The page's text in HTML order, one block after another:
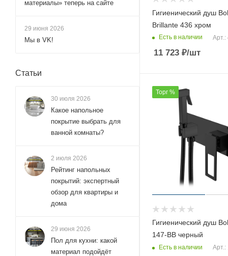
Гигиенический душ
Brillante 436 хром
Есть в наличии Арт.:
11 723 ₽/шт
Торг %
Гигиенический душ
147-BВ черный
Есть в наличии Арт.:
Savol (56
Shevanik (
Vincea (
Vitra (5)
Wasserkraft (33)
WesnaArt ( 3)
Wonzon & Woghand (56)
материалы» теперь на сайте
29 июня 2026
Мы в VK!
Статьи
30 июля 2026
Какое напольное
покрытие выбрать для
ванной комнаты?
2 июля 2026
Рейтинг напольных
покрытий: экспертный
обзор для квартиры и
дома
29 июня 2026
Пол для кухни: какой
материал подойдёт